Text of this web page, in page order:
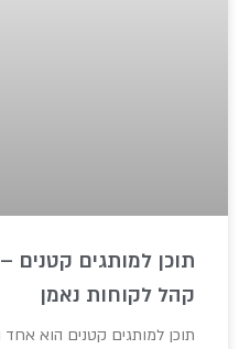
תוכן למותגים
קהל לקוחות נאמן
תוכן למותגים קטנים הוא